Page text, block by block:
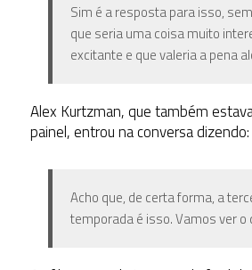
Sim é a resposta para isso,
que seria uma coisa muito
excitante e que valeria a pena
Alex Kurtzman, que também
painel, entrou na conversa dizendo:
Acho que, de certa forma, a
temporada é isso. Vamos ver o